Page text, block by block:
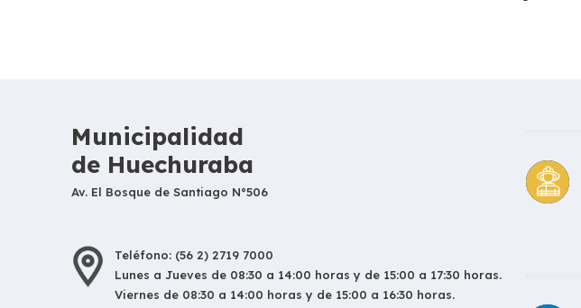
Municipalidad
de Huechuraba
Av. El Bosque de Santiago N°506
Teléfono: (56 2) 2719 7000
Lunes a Jueves de 08:30 a 14:00 horas y de 15:00 a 17:30 horas.
Viernes de 08:30 a 14:00 horas y de 15:00 a 16:30 horas.